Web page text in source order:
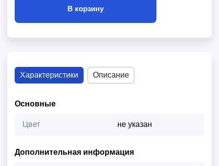
В корзину
Характеристики Описание
Основные
Цвет не указан
Дополнительная информация